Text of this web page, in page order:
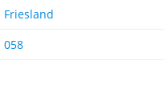
Friesland
058